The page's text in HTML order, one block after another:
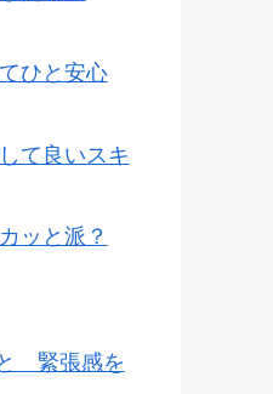
ひと安心
て良いスキ
ッと派？
緊張感を